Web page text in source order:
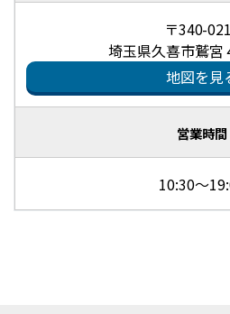
〒340-
埼玉県久喜市鷲宮
地図を見
営業時間
10:30～